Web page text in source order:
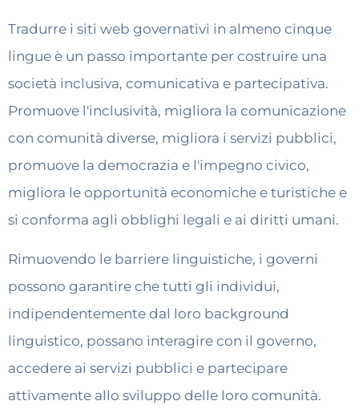
Tradurre i siti web governativi in almeno cinque
lingue è un passo importante per costruire una
società inclusiva, comunicativa e partecipativa.
Promuove l'inclusività, migliora la comunicazione
con comunità diverse, migliora i servizi pubblici,
promuove la democrazia e l'impegno civico,
migliora le opportunità economiche e turistiche e
si conforma agli obblighi legali e ai diritti umani.
Rimuovendo le barriere linguistiche, i governi
possono garantire che tutti gli individui,
indipendentemente dal loro background
linguistico, possano interagire con il governo,
accedere ai servizi pubblici e partecipare
attivamente allo sviluppo delle loro comunità.